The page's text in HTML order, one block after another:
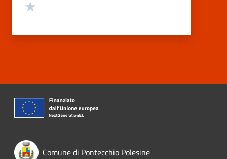
Comune di Pontecchio Polesine